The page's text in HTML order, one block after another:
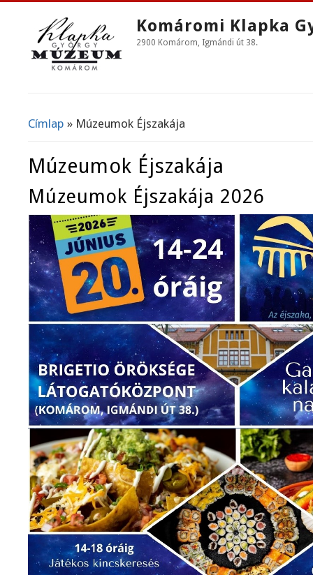
Komáromi Klapka
2900 Komárom, Igmándi út 38.
Jelenlegi Hely
Címlap » Múzeumok Éjszakája
Múzeumok Éjszakája
Múzeumok Éjszakája 2026